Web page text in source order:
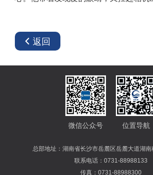
返回
微信公众号 位置导航
总部地址：湖南省长沙市岳麓区岳麓大道湖
联系电话：0731-88988133
传真：0731-88988300